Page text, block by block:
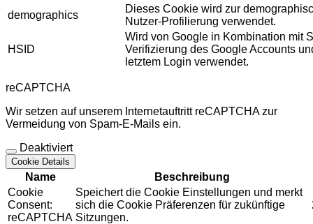
demographics
Dieses Cookie wird zur
Nutzer-Profilierung verwendet.
HSID
Wird von Google in Kombination mit
Verifizierung des Google Accounts
letztem Login verwendet.
reCAPTCHA
Wir setzen auf unserem Internetauftritt reCAPTCHA zur
Vermeidung von Spam-E-Mails ein.
Deaktiviert
Cookie Details
Name
Beschreibung
Cookie
Consent:
reCAPTCHA
Speichert die Cookie Einstellungen und merkt
sich die Cookie Präferenzen für zukünftige
Sitzungen.